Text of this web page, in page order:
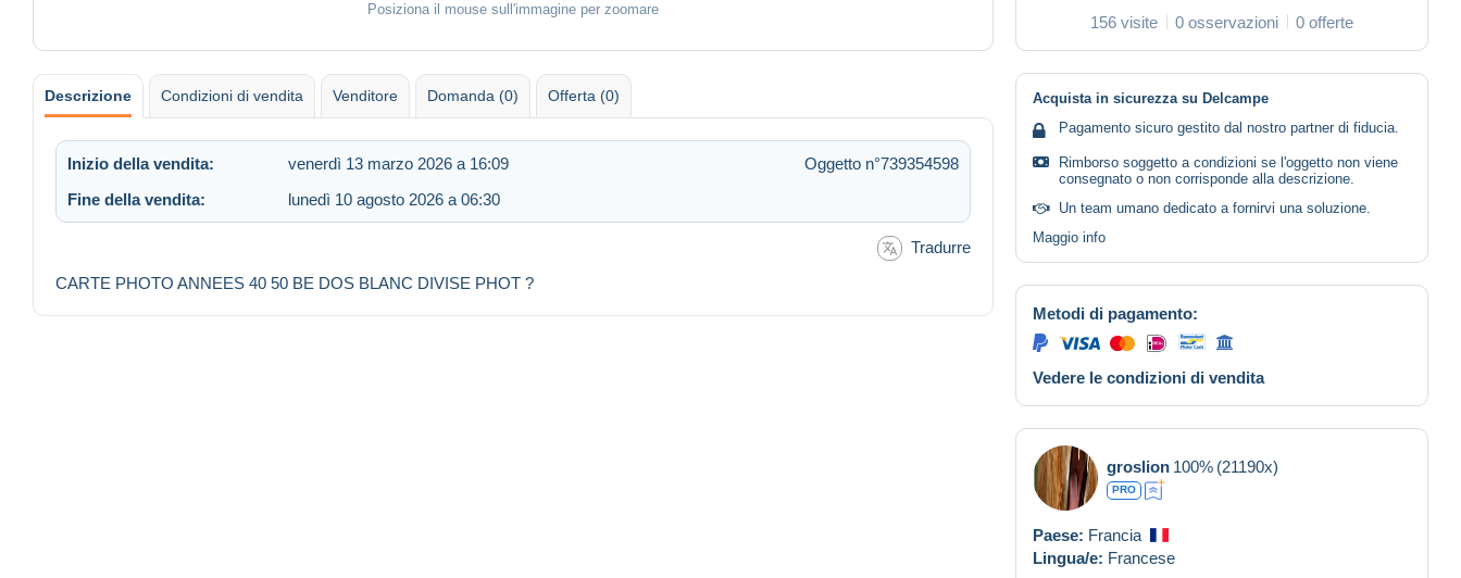
Posiziona il mouse sull'immagine per zoomare
156 visite 0 osservazioni 0 offerte
Descrizione Condizioni di vendita Venditore Domanda (0) Offerta (0)
Inizio della vendita: venerdì 13 marzo 2026 a 16:09
Oggetto n°739354598
Fine della vendita:
lunedì 10 agosto 2026 a 06:30
Tradurre
CARTE PHOTO ANNEES 40 50 BE DOS BLANC DIVISE PHOT ?
Acquista in sicurezza su Delcampe
Pagamento sicuro gestito dal nostro partner di fiducia.
Rimborso soggetto a condizioni se l'oggetto non viene
consegnato o non corrisponde alla descrizione.
Un team umano dedicato a fornirvi una soluzione.
Maggio info
Metodi di pagamento:
Vedere le condizioni di vendita
groslion 100% (21190x)
PRO
Paese: Francia
Lingua/e: Francese